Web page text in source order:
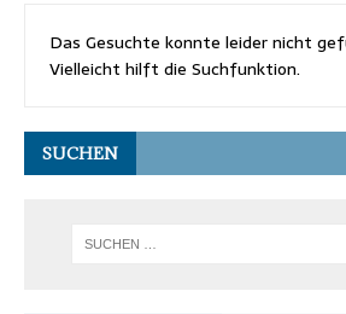
Das Gesuchte konnte leider nicht
Vielleicht hilft die Suchfunktion.
SUCHEN